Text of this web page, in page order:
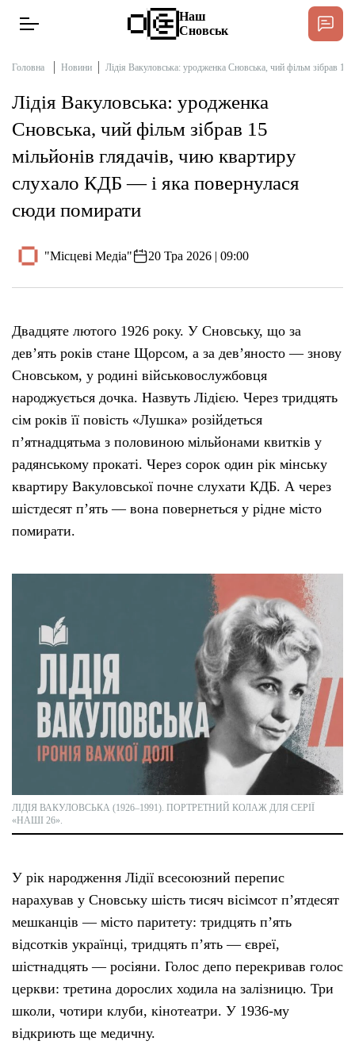
Новини
Тексти
Публікації
Редакційна політика
Спільнота Місцевих
Наш
Сновськ
Головна Новини Лідія Вакуловська: уродженка Сновська, чий фільм зібрав
Лідія Вакуловська: уродженка
Сновська, чий фільм зібрав 15
мільйонів глядачів, чию квартиру
слухало КДБ — і яка повернулася
сюди помирати
"Місцеві Медіа" 20 Тра 2026 | 09:00
Двадцяте лютого 1926 року. У Сновську, що за
девʼять років стане Щорсом, а за девʼяносто — знову
Сновськом, у родині військовослужбовця
народжується дочка. Назвуть Лідією. Через тридцять
сім років її повість «Лушка» розійдеться
пʼятнадцятьма з половиною мільйонами квитків у
радянському прокаті. Через сорок один рік мінську
квартиру Вакуловської почне слухати КДБ. А через
шістдесят пʼять — вона повернеться у рідне місто
помирати.
ЛІДІЯ ВАКУЛОВСЬКА (1926–1991). ПОРТРЕТНИЙ КОЛАЖ ДЛЯ СЕРІЇ
«НАШІ 26».
У рік народження Лідії всесоюзний перепис
нарахував у Сновську шість тисяч вісімсот пʼятдесят
мешканців — місто паритету: тридцять пʼять
відсотків українці, тридцять пʼять — євреї,
шістнадцять — росіяни. Голос депо перекривав голос
церкви: третина дорослих ходила на залізницю. Три
школи, чотири клуби, кінотеатри. У 1936-му
відкриють ще медичну.